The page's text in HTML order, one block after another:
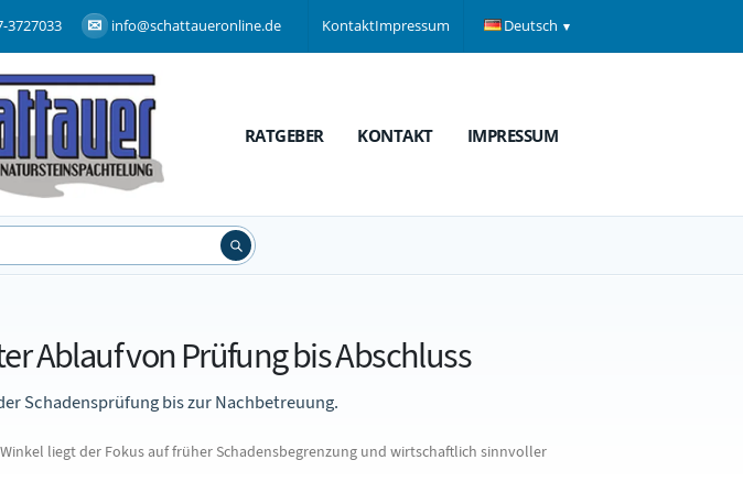
3727033 info@schattaueronline.de KontaktImpressum Deutsch
RATGEBER KONTAKT IMPRESSUM
Ablauf von Prüfung bis Abschluss
Schadensprüfung bis zur Nachbetreuung.
liegt der Fokus auf früher Schadensbegrenzung und wirtschaftlich sinnvoller